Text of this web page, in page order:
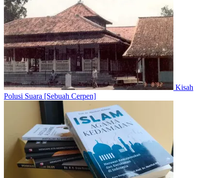
Kisah
Polusi Suara [Sebuah Cerpen]